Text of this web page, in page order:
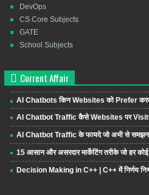
DevOps
CS Core Subjects
GATE
School Subjects
Current Affair
AI Chatbots किन Websites को Prefer
AI Chatbot Traffic कैसे Websites पर
AI Chatbot Traffic के फायदे जो अभी से
15 आसान और असरदार मार्केटिंग तरीके जो हर
Decision Making in C++ | C++ में निर्णय